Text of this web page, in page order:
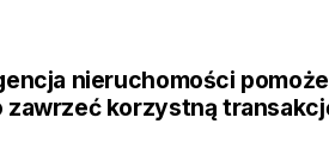
nieruchomości pomoże
zawrzeć korzystną